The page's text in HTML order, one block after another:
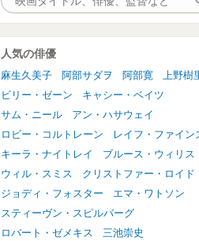
人気の俳優
麻生久美子 阿部サダヲ 阿部寛
上野樹
ビリー・ゼーン
キャシー・ベイツ
サム・ニール
アン・ハサウェイ
ロビー・コルトレーン
レイフ・ファイン
キーラ・ナイトレイ
ブルース・ウィリス
ウィル・スミス
クリストファー・ロイド
ジョディ・フォスター
エマ・ワトソン
スティーヴン・スピルバーグ
ロバート・ゼメキス
三池崇史